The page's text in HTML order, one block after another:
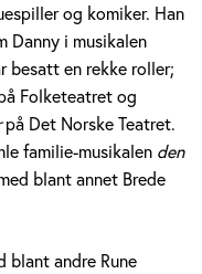
og komiker. Han
Danny i musikalen
besatt en rekke roller;
Folketeatret og
på Det Norske Teatret.
familie-musikalen den
blant annet Brede
blant andre Rune